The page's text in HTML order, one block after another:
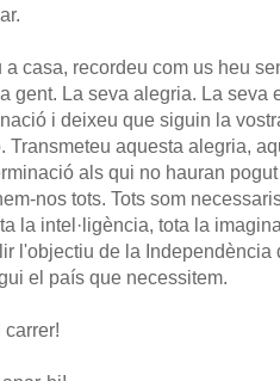
a casa, recordeu com us heu
gent. La seva alegria. La seva
i deixeu que siguin la
Transmeteu aquesta alegria,
als qui no hauran
nos tots. Tots som
la intel·ligència, tota la
l'objectiu de la Independència
el país que necessitem.
carrer!